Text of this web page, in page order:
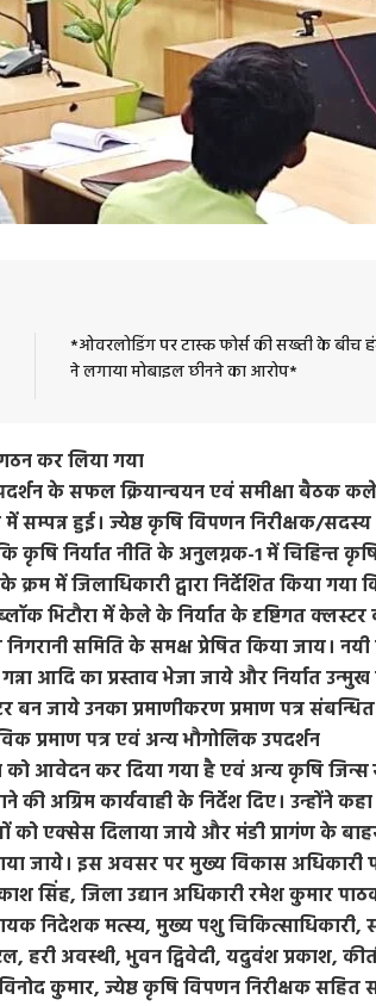
*ओवरलोडिंग पर टास्क फोर्स की सख्ती के बीच
ने लगाया मोबाइल छीनने का आरोप*
कर लिया गया
के सफल क्रियान्वयन एवं समीक्षा बैठक
में सम्पन्न हुई। ज्येष्ठ कृषि विपणन निरीक्षक/
निर्यात नीति के अनुलग्नक-1 में चिहिन्त
में जिलाधिकारी द्वारा निर्देशित किया गया
भिटौरा में केले के निर्यात के दृष्टिगत
समिति के समक्ष प्रेषित किया जाय।
आदि का प्रस्ताव भेजा जाये और निर्यात उन्मुख
उनका प्रमाणीकरण प्रमाण पत्र संबन्धित
पत्र एवं अन्य भौगोलिक उपदर्शन
आवेदन कर दिया गया है एवं अन्य कृषि जिन्स
अग्रिम कार्यवाही के निर्देश दिए। उन्होंने
को एक्सेस दिलाया जाये और मंडी प्रागंण के
जाये। इस अवसर पर मुख्य विकास अधिकारी
सिंह, जिला उद्यान अधिकारी रमेश कुमार
निदेशक मत्स्य, मुख्य पशु चिकित्साधिकारी,
अवस्थी, भुवन द्विवेदी, यदुवंश प्रकाश,
कुमार, ज्येष्ठ कृषि विपणन निरीक्षक सहित